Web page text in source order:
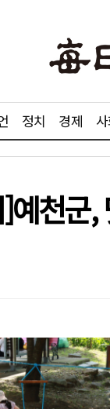
정치 경제
천군,